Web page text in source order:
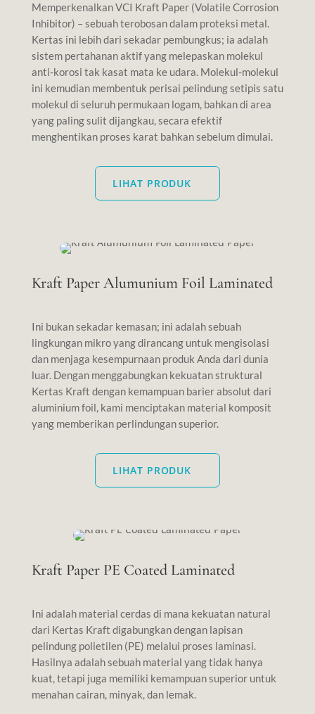
Memperkenalkan VCI Kraft Paper (Volatile Corrosion
Inhibitor) – sebuah terobosan dalam proteksi metal.
Kertas ini lebih dari sekadar pembungkus; ia adalah
sistem pertahanan aktif yang melepaskan molekul
anti-korosi tak kasat mata ke udara. Molekul-molekul
ini kemudian membentuk perisai pelindung setipis satu
molekul di seluruh permukaan logam, bahkan di area
yang paling sulit dijangkau, secara efektif
menghentikan proses karat bahkan sebelum dimulai.
LIHAT PRODUK
Kraft Paper Alumunium Foil Laminated
Ini bukan sekadar kemasan; ini adalah sebuah
lingkungan mikro yang dirancang untuk mengisolasi
dan menjaga kesempurnaan produk Anda dari dunia
luar. Dengan menggabungkan kekuatan struktural
Kertas Kraft dengan kemampuan barier absolut dari
aluminium foil, kami menciptakan material komposit
yang memberikan perlindungan superior.
LIHAT PRODUK
Kraft Paper PE Coated Laminated
Ini adalah material cerdas di mana kekuatan natural
dari Kertas Kraft digabungkan dengan lapisan
pelindung polietilen (PE) melalui proses laminasi.
Hasilnya adalah sebuah material yang tidak hanya
kuat, tetapi juga memiliki kemampuan superior untuk
menahan cairan, minyak, dan lemak.